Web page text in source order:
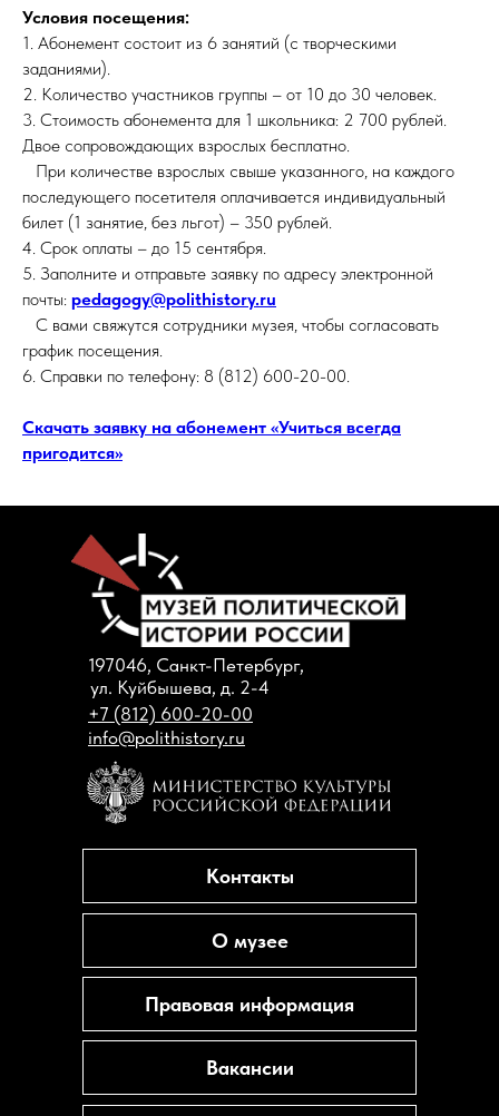
Условия посещения:
1. Абонемент состоит из 6 занятий (с творческими
заданиями).
2. Количество участников группы – от 10 до 30 человек.
3. Стоимость абонемента для 1 школьника: 2 700 рублей.
Двое сопровождающих взрослых бесплатно.
При количестве взрослых свыше указанного, на каждого
последующего посетителя оплачивается индивидуальный
билет (1 занятие, без льгот) – 350 рублей.
4. Срок оплаты – до 15 сентября.
5. Заполните и отправьте заявку по адресу электронной
почты: pedagogy@polithistory.ru
С вами свяжутся сотрудники музея, чтобы согласовать
график посещения.
6. Справки по телефону: 8 (812) 600-20-00.
Скачать заявку на абонемент «Учиться всегда
пригодится»
+7 (812) 600-20-00
ул. Куйбышева, д. 2-4
197046, Санкт-Петербург,
info@polithistory.ru
Контакты
Вакансии
О музее
Правовая информация